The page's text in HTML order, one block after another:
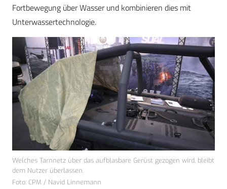
Fortbewegung über Wasser und kombinieren dies mit
Unterwassertechnologie.
Welches Tarnnetz über das aufblasbare Gerüst gezogen wird, bleibt
dem Nutzer überlassen.
Foto: CPM / Navid Linnemann